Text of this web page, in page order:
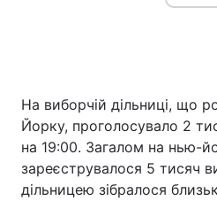
На виборчій дільниці, що
Йорку, проголосувало 2
на 19:00. Загалом на нью-
зареєструвалося 5 тисяч
дільницею зібралося